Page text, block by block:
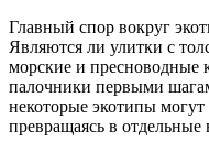
Главный спор вокруг
Являются ли улитки с
морские и пресноводные
палочники первыми
некоторые экотипы
превращаясь в